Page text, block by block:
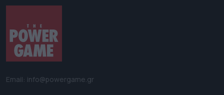
Email: info@powergame.gr